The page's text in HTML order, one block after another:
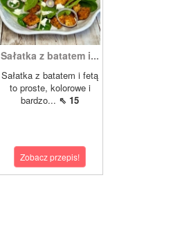
Sałatka z batatem i...
Sałatka z batatem i fetą
to proste, kolorowe i
bardzo... ⇖ 15
Zobacz przepis!